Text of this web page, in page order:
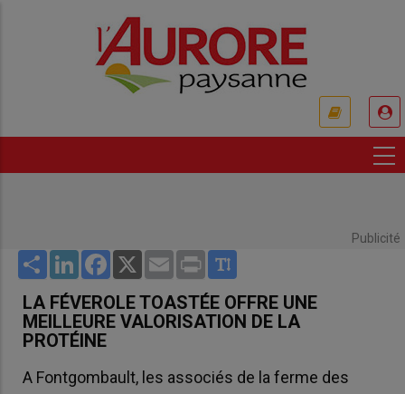
Publicité
Share LinkedInFacebook
X Email Print
LA FÉVEROLE TOASTÉE OFFRE UNE
MEILLEURE VALORISATION DE LA
PROTÉINE
A Fontgombault, les associés de la ferme des